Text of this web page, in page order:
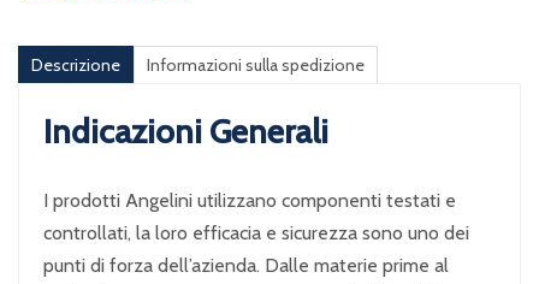
Descrizione Informazioni sulla spedizione
Indicazioni Generali
I prodotti Angelini utilizzano componenti testati e
controllati, la loro efficacia e sicurezza sono uno dei
punti di forza dell’azienda. Dalle materie prime al